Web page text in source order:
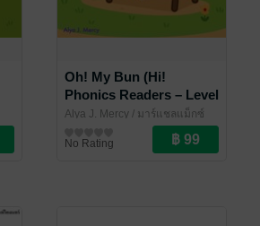
Oh! My Bun (Hi!
Phonics Readers – Level
2 | Includes QR Code
Alya J. Mercy / มาร์แชลแม็กซ์
วรรณกรรมเด็ก (6-12 ปี)
No Rating